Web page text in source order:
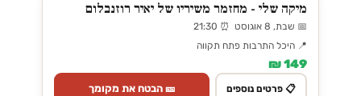
מיקה שלי - מחזמר משיריו של יאיר רוזנבלום
📅 שבת, 8 אוגוסט ⏰ 21:30
📍 היכל התרבות פתח תקווה
149 ₪
📋 פרטים נוספים 🎫 הבטח את מקומך